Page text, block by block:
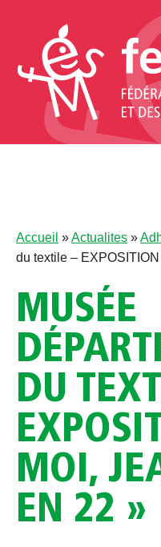
Accueil »Actualites »
du textile –
MUSÉE
DU
MOI,
EN 22 »